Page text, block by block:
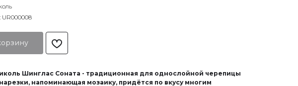
UR000008
Шинглас Соната - традиционная для однослойной черепицы
напоминающая мозаику, придётся по вкусу многим